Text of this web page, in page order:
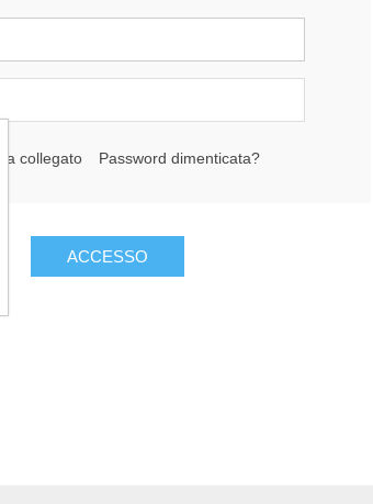
collegato Password dimenticata?